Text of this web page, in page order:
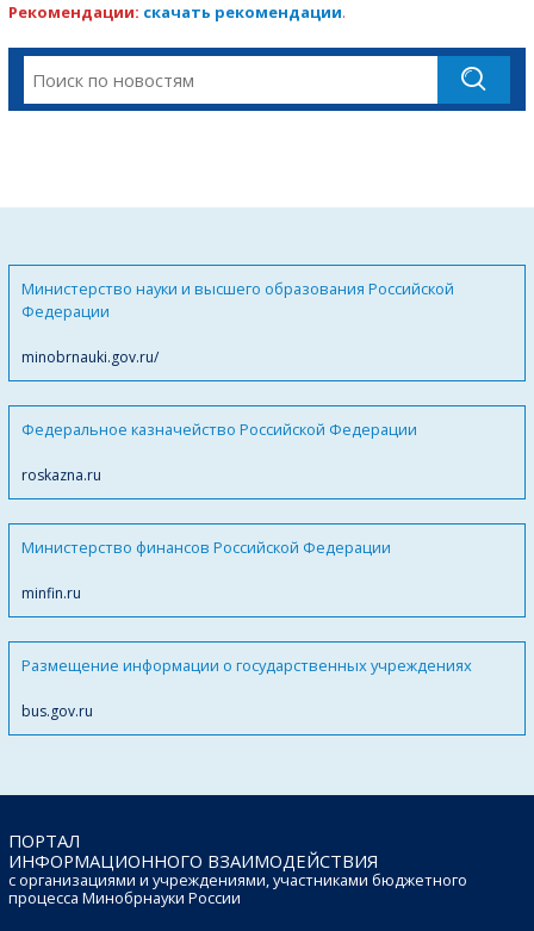
Рекомендации: скачать рекомендации.
Министерство науки и высшего образования Российской
Федерации
minobrnauki.gov.ru/
Федеральное казначейство Российской Федерации
roskazna.ru
Министерство финансов Российской Федерации
minfin.ru
Размещение информации о государственных учреждениях
bus.gov.ru
ПОРТАЛ
ИНФОРМАЦИОННОГО ВЗАИМОДЕЙСТВИЯ
с организациями и учреждениями, участниками бюджетного
процесса Минобрнауки России